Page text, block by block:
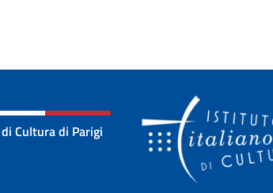
Cultura di Parigi